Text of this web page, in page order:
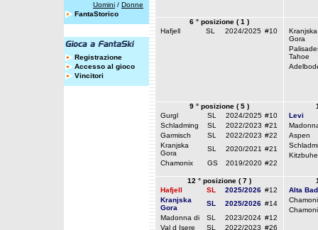
Uomini / Donne
FantaStorico
Registrazione
Accesso al gioco
Vincitori
6 ° posizione ( 1 )
Hafjell
SL 2024/2025 #10
Kranjska
Gora
Tahoe
9 ° posizione ( 5 )
Gurgl
SL 2024/2025 #10
Schladming
SL 2022/2023 #21
Garmisch
SL 2022/2023 #22
Kranjska
Gora
SL 2020/2021 #21
Chamonix
GS 2019/2020 #22
Levi
Aspen
12 ° posizione ( 7 )
Hafjell
SL 2025/2026 #12
Kranjska
Gora
SL 2025/2026 #14
Madonna di
SL 2023/2024 #12
Val d Isere
SL 2022/2023 #26
Alta